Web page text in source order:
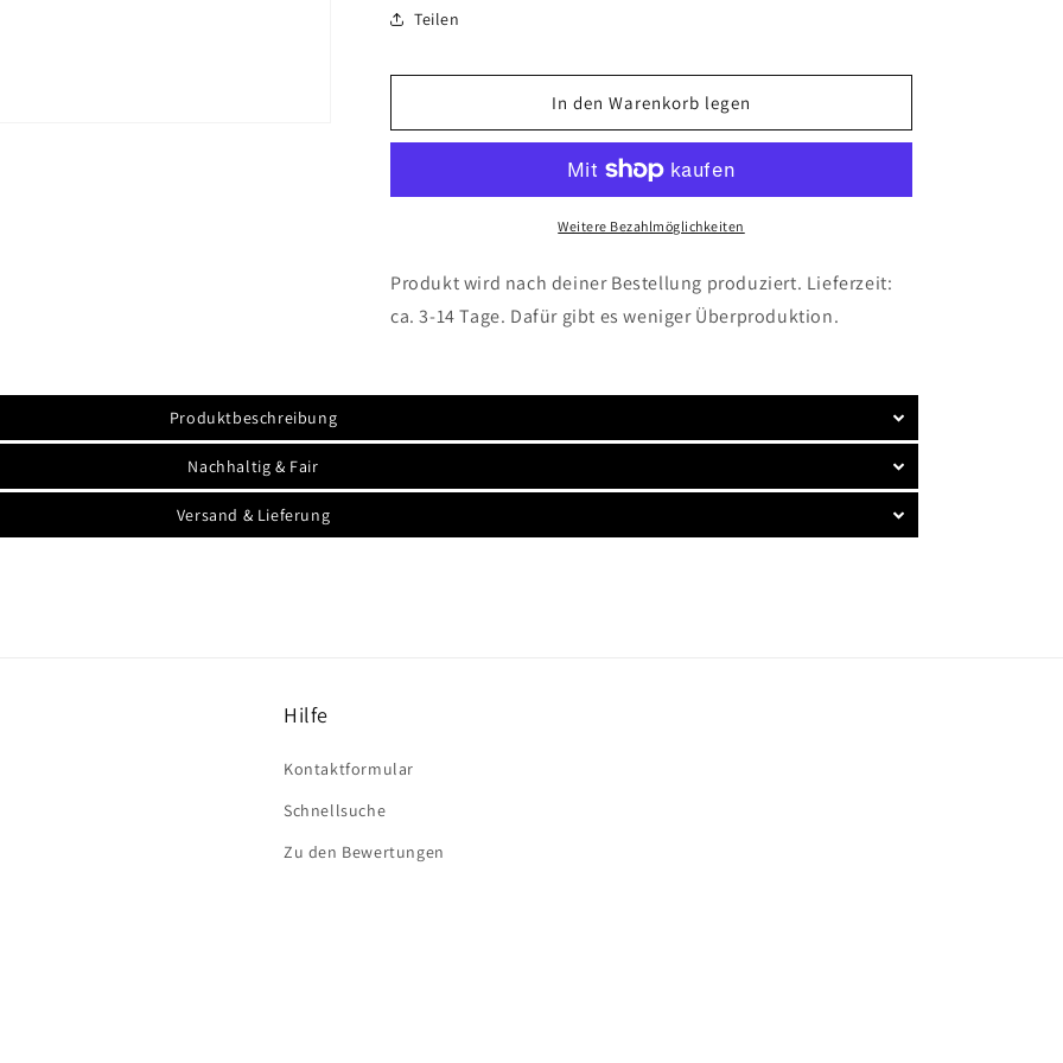
Menge
für
Stand
Paddling
(Silber)
Stand
Up
Paddling
Chill-
Zone
Emaille
(Silber)
Teilen
In den Warenkorb legen
Weitere Bezahlmöglichkeiten
Produkt wird nach deiner Bestellung produziert. Lieferzeit:
ca. 3-14 Tage. Dafür gibt es weniger Überproduktion.
Produktbeschreibung
Nachhaltig & Fair
Versand & Lieferung
Hilfe
Kontaktformular
Schnellsuche
Zu den Bewertungen